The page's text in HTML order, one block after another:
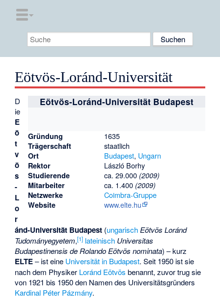
Eötvös-Loránd-Universität
Eötvös-Loránd-Universität Budapest
Gründung 1635
Trägerschaft staatlich
Ort Budapest, Ungarn
Rektor László Borhy
Studierende ca. 29.000 (2009)
Mitarbeiter
ca. 1.400 (2009)
Netzwerke
Coimbra-Gruppe
Website www.elte.hu
D
ie
E
ö
t
v
ö
s
-
L
o
r
ánd-Universität Budapest (ungarisch Eötvös Loránd
Tudományegyetem,[1] lateinisch Universitas
Budapestinensis de Rolando Eötvös nominata) – kurz
ELTE– ist eine Universität in Budapest. Seit 1950 ist sie
nach dem Physiker Loránd Eötvös benannt, zuvor trug sie
von 1921 bis 1950 den Namen des Universitätsgründers
Kardinal Péter Pázmány.